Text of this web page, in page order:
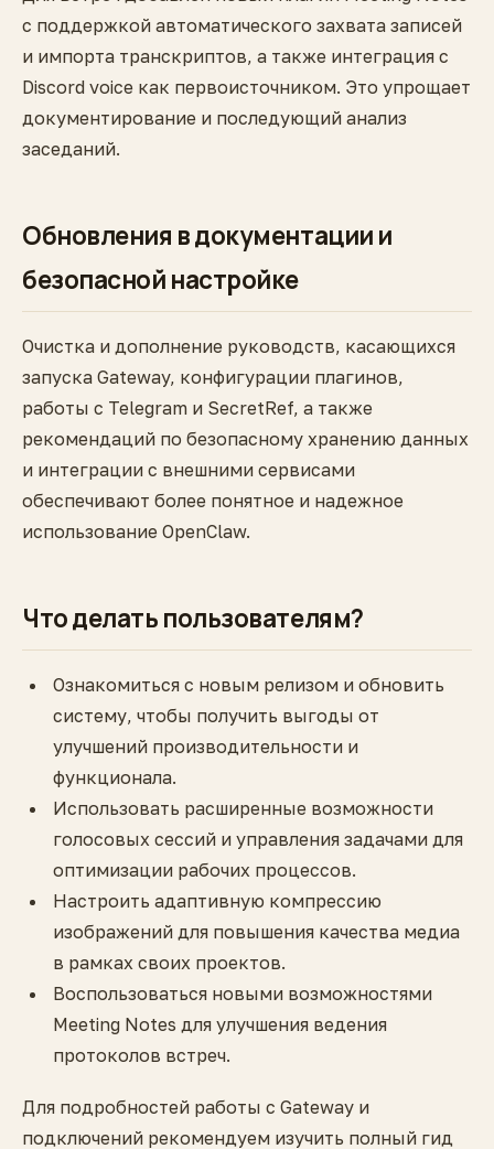
с поддержкой автоматического захвата записей
и импорта транскриптов, а также интеграция с
Discord voice как первоисточником. Это упрощает
документирование и последующий анализ
заседаний.
Обновления в документации и
безопасной настройке
Очистка и дополнение руководств, касающихся
запуска Gateway, конфигурации плагинов,
работы с Telegram и SecretRef, а также
рекомендаций по безопасному хранению данных
и интеграции с внешними сервисами
обеспечивают более понятное и надежное
использование OpenClaw.
Что делать пользователям?
Ознакомиться с новым релизом и обновить
систему, чтобы получить выгоды от
улучшений производительности и
функционала.
Использовать расширенные возможности
голосовых сессий и управления задачами для
оптимизации рабочих процессов.
Настроить адаптивную компрессию
изображений для повышения качества медиа
в рамках своих проектов.
Воспользоваться новыми возможностями
Meeting Notes для улучшения ведения
протоколов встреч.
Для подробностей работы с Gateway и
подключений рекомендуем изучить полный гид